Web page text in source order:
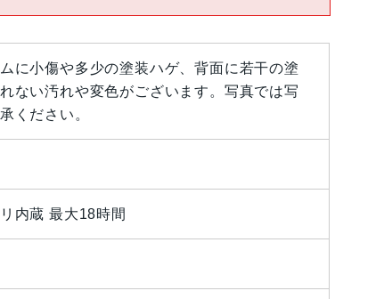
に小傷や多少の塗装ハゲ、背面に若干の塗
ない汚れや変色がございます。写真では写
ください。
内蔵 最大18時間